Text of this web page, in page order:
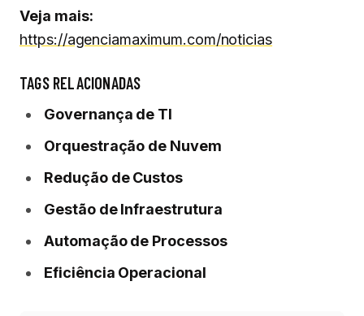
Veja mais:
https://agenciamaximum.com/noticias
TAGS RELACIONADAS
Governança de TI
Orquestração de Nuvem
Redução de Custos
Gestão de Infraestrutura
Automação de Processos
Eficiência Operacional